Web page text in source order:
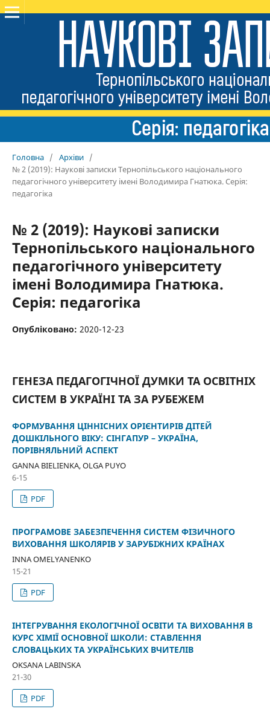
Головна / Архіви /
№ 2 (2019): Наукові записки Тернопільського національного
педагогічного університету імені Володимира Гнатюка. Серія:
педагогіка
№ 2 (2019): Наукові записки
Тернопільського національного
педагогічного університету
імені Володимира Гнатюка.
Серія: педагогіка
Опубліковано: 2020-12-23
ГЕНЕЗА ПЕДАГОГІЧНОЇ ДУМКИ ТА ОСВІТНІХ
СИСТЕМ В УКРАЇНІ ТА ЗА РУБЕЖЕМ
ФОРМУВАННЯ ЦІННІСНИХ ОРІЄНТИРІВ ДІТЕЙ
ДОШКІЛЬНОГО ВІКУ: СІНГАПУР – УКРАЇНА,
ПОРІВНЯЛЬНИЙ АСПЕКТ
GANNA BIELIENKA, OLGA PUYO
6-15
PDF
ПРОГРАМОВЕ ЗАБЕЗПЕЧЕННЯ СИСТЕМ ФІЗИЧНОГО
ВИХОВАННЯ ШКОЛЯРІВ У ЗАРУБІЖНИХ КРАЇНАХ
INNA OMELYANENKO
15-21
PDF
ІНТЕГРУВАННЯ ЕКОЛОГІЧНОЇ ОСВІТИ ТА ВИХОВАННЯ В
КУРС ХІМІЇ ОСНОВНОЇ ШКОЛИ: СТАВЛЕННЯ
СЛОВАЦЬКИХ ТА УКРАЇНСЬКИХ ВЧИТЕЛІВ
OKSANA LABINSKA
21-30
PDF